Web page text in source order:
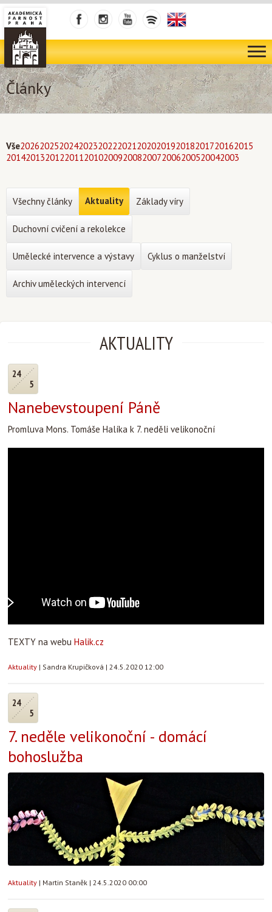
Články
Vše202620252024202320222021202020192018201720162015
201420132012201120102009200820072006200520042003
AKTUALITY
24
5
Nanebevstoupení Páně
Promluva Mons. Tomáše Halíka k 7. neděli velikonoční
TEXTY na webu Halik.cz
Aktuality | Sandra Krupičková | 24.5.2020 12:00
24
5
7. neděle velikonoční - domácí
bohoslužba
Aktuality | Martin Staněk | 24.5.2020 00:00
Všechny články Aktuality Základy víry
Duchovní cvičení a rekolekce
Umělecké intervence a výstavy Cyklus o manželství
Archiv uměleckých intervencí